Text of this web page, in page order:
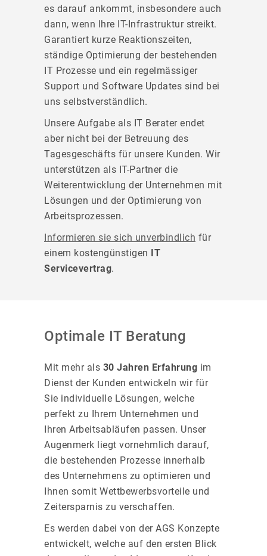
es darauf ankommt, insbesondere auch
dann, wenn Ihre IT-Infrastruktur streikt.
Garantiert kurze Reaktionszeiten,
ständige Optimierung der bestehenden
IT Prozesse und ein regelmässiger
Support und Software Updates sind bei
uns selbstverständlich.
Unsere Aufgabe als IT Berater endet
aber nicht bei der Betreuung des
Tagesgeschäfts für unsere Kunden. Wir
unterstützen als IT-Partner die
Weiterentwicklung der Unternehmen mit
Lösungen und der Optimierung von
Arbeitsprozessen.
Informieren sie sich unverbindlich für
einem kostengünstigen
IT
Servicevertrag.
Optimale IT Beratung
Mit mehr als 30 Jahren Erfahrung im
Dienst der Kunden entwickeln wir für
Sie individuelle Lösungen, welche
perfekt zu Ihrem Unternehmen und
Ihren Arbeitsabläufen passen. Unser
Augenmerk liegt vornehmlich darauf,
die bestehenden Prozesse innerhalb
des Unternehmens zu optimieren und
Ihnen somit Wettbewerbsvorteile und
Zeitersparnis zu verschaffen.
Es werden dabei von der AGS Konzepte
entwickelt, welche auf den ersten Blick